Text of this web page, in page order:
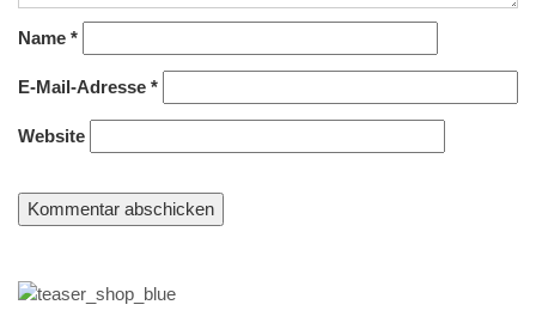
Name *
E-Mail-Adresse *
Website